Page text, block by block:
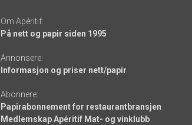
Om Apéritif:
På nett og papir siden 1995
Annonsere:
Informasjon og priser nett/papir
Abonnere:
Papirabonnement for restaurantbransjen
Medlemskap Apéritif Mat- og vinklubb